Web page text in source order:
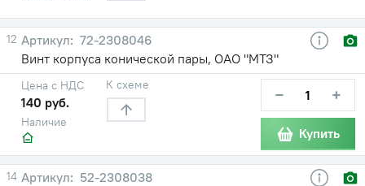
12
72-2308046
Винт корпуса конической пары, ОАО "МТЗ"
Наличие
Цена с НДС
140 руб.
К схеме − +
Купить
14
52-2308038